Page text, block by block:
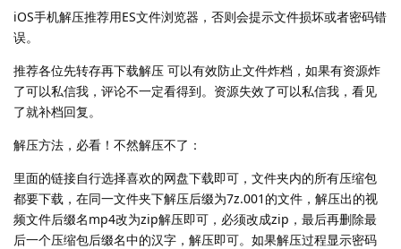
iOS手机解压推荐用ES文件浏览器，否则会提示文件损坏或者密码错
误。
推荐各位先转存再下载解压 可以有效防止文件炸档，如果有资源炸
了可以私信我，评论不一定看得到。资源失效了可以私信我，看见
了就补档回复。
解压方法，必看！不然解压不了：
里面的链接自行选择喜欢的网盘下载即可，文件夹内的所有压缩包
都要下载，在同一文件夹下解压后缀为7z.001的文件，解压出的视
频文件后缀名mp4改为zip解压即可，必须改成zip，最后再删除最
后一个压缩包后缀名中的汉字，解压即可。如果解压过程显示密码